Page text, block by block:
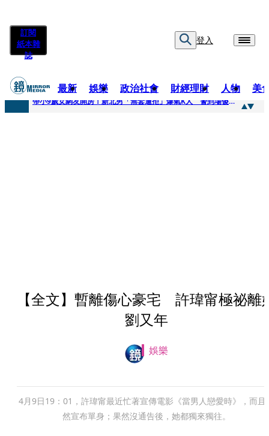
訂閱
紙本雜
誌
登入
最新 娛樂 政治社會 財經理財 人物 美
快訊
帶小9歲女網友開房！新北男「無套遭拒」爆氣K人 警到場傻眼搜到手銬、改造槍
【全文】暫離傷心豪宅 許瑋甯極祕離
劉又年
娛樂
4月9日19：01，許瑋甯最近忙著宣傳電影《當男人戀愛時》，而且
然宣布單身；果然沒通告後，她都獨來獨往。